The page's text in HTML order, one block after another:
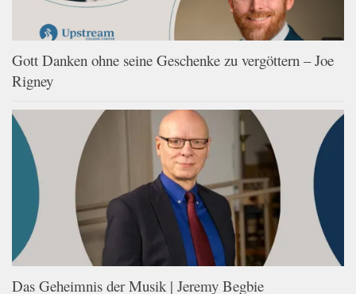
Gott Danken ohne seine Geschenke zu vergöttern – Joe
Rigney
Das Geheimnis der Musik | Jeremy Begbie